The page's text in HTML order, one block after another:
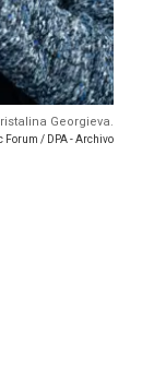
Georgieva.
Forum / DPA - Archivo